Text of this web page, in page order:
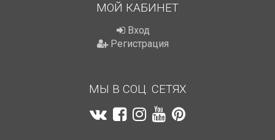
МОЙ КАБИНЕТ
Вход
Регистрация
МЫ В СОЦ. СЕТЯХ